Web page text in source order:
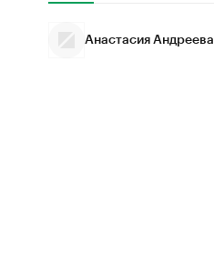
Анастасия Андреева